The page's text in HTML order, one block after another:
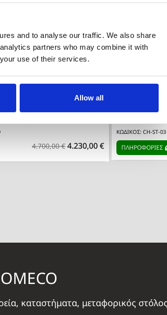
and to analyse our traffic. We also share
partners who may combine it with
use of their services.
Allow all
4.700,00 € 4.230,00 €
Καρέκλα -
ΚΩΔΙΚΟΣ: CH-ST-03
ΠΛΗΡΟΦΟΡΙΕΣ
καταστήματα, μεταφορικός στόλος